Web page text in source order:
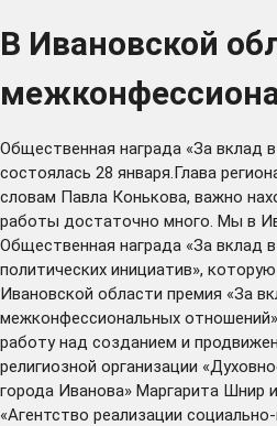
В Ивановской
Общественная награда «За вклад
состоялась 28 января.Глава
словам Павла Конькова, важно
работы достаточно много. Мы в
Общественная награда «За вклад
политических инициатив»,
Ивановской области премия «За
межконфессиональных
работу над созданием и
религиозной организации
города Иванова» Маргарита Шнир
«Агентство реализации